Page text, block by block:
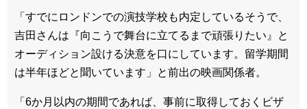
「すでにロンドンでの演技学校も内定しているそうで、
吉田さんは『向こうで舞台に立てるまで頑張りたい』と
オーディション設ける決意を口にしています。留学期間
は半年ほどと聞いています」と前出の映画関係者。
「6か月以内の期間であれば、事前に取得しておくビザ